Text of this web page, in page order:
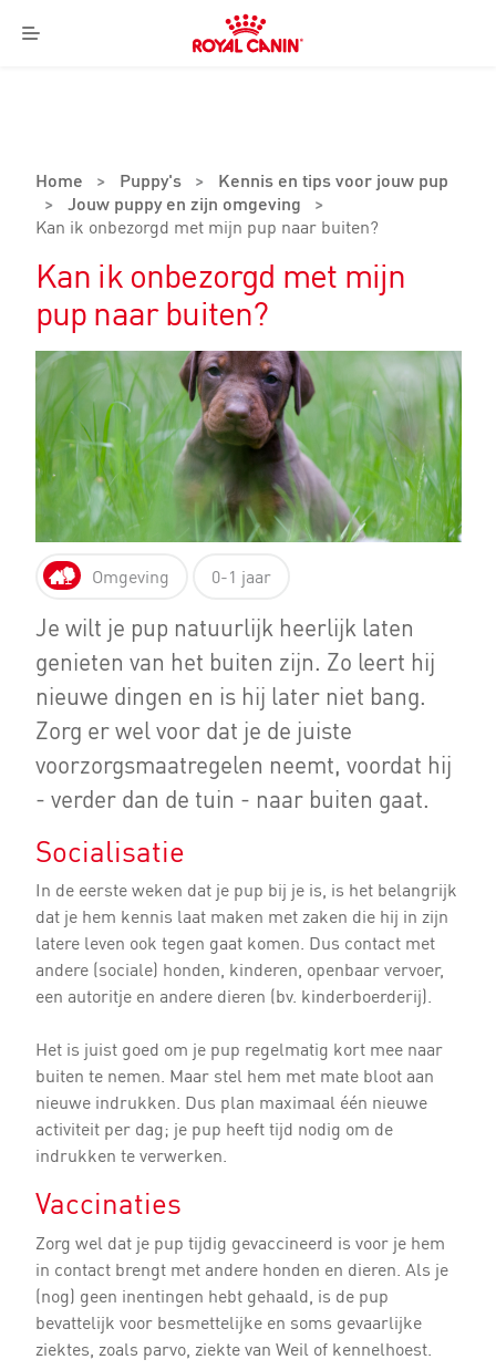
Menu
Royal
Canin
Home > Puppy's >
Kennis en tips voor jouw pup
> Jouw puppy en zijn omgeving
>
Kan ik onbezorgd met mijn pup naar buiten?
Kan ik onbezorgd met mijn
pup naar buiten?
Omgeving 0-1 jaar
Je wilt je pup natuurlijk heerlijk laten
genieten van het buiten zijn. Zo leert hij
nieuwe dingen en is hij later niet bang.
Zorg er wel voor dat je de juiste
voorzorgsmaatregelen neemt, voordat hij
- verder dan de tuin - naar buiten gaat.
Socialisatie
In de eerste weken dat je pup bij je is, is het belangrijk
dat je hem kennis laat maken met zaken die hij in zijn
latere leven ook tegen gaat komen. Dus contact met
andere (sociale) honden, kinderen, openbaar vervoer,
een autoritje en andere dieren (bv. kinderboerderij).
Het is juist goed om je pup regelmatig kort mee naar
buiten te nemen. Maar stel hem met mate bloot aan
nieuwe indrukken. Dus plan maximaal één nieuwe
activiteit per dag; je pup heeft tijd nodig om de
indrukken te verwerken.
Vaccinaties
Zorg wel dat je pup tijdig gevaccineerd is voor je hem
in contact brengt met andere honden en dieren. Als je
(nog) geen inentingen hebt gehaald, is de pup
bevattelijk voor besmettelijke en soms gevaarlijke
ziektes, zoals parvo, ziekte van Weil of kennelhoest.